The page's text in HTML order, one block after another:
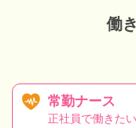
働
常勤ナース
正社員で働きたい